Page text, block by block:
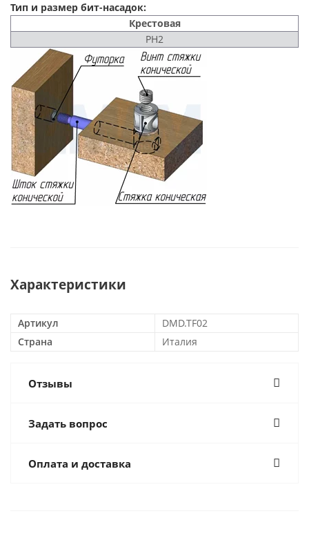
Тип и размер бит-насадок:
Крестовая
PH2
Характеристики
Артикул
DMD.TF02
Страна
Италия
Отзывы
Задать вопрос
Оплата и доставка